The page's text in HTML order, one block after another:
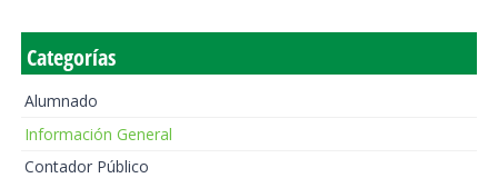
Categorías
Alumnado
Información General
Contador Público